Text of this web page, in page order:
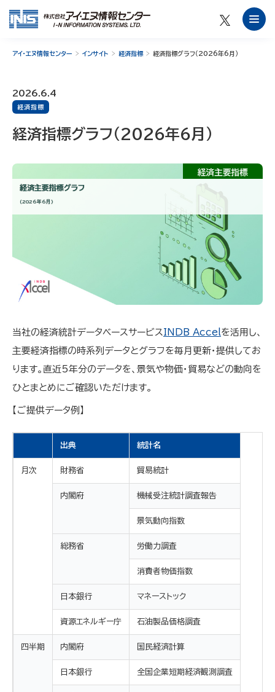
アイ・エヌ情報センター インサイト 経済指標 経済指標グラフ（2026年6月）
2026.6.4
経済指標
経済指標グラフ（2026年6月）
経済主要指標グラフ
（2026年6月）
当社の経済統計データベースサービス INDB Accel を活用し、
主要経済指標の時系列データとグラフを毎月更新・提供してお
ります。直近5年分のデータを、景気や物価・貿易などの動向を
ひとまとめにご確認いただけます。
【ご提供データ例】
出典 統計名
月次 財務省 貿易統計
内閣府 機械受注統計調査報告
景気動向指数
総務省 労働力調査
消費者物価指数
日本銀行 マネーストック
資源エネルギー庁 石油製品価格調査
四半期 内閣府 国民経済計算
日本銀行 全国企業短期経済観測調査